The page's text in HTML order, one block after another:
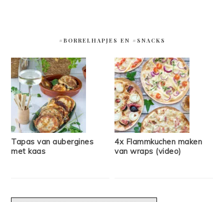
#BORRELHAPJES EN #SNACKS
Tapas van aubergines
met kaas
4x Flammkuchen maken
van wraps (video)